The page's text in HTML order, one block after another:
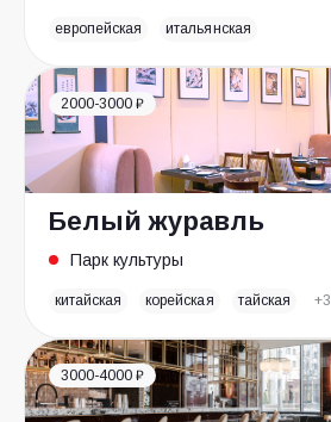
европейская итальянская
2000-3000 ₽
Белый журавль
Парк культуры
китайская корейская тайская +3
3000-4000 ₽